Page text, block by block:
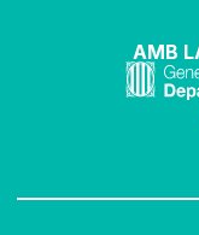
AMB